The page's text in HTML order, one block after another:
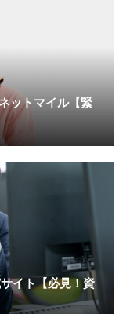
ットマイル【緊
イト【必見！資